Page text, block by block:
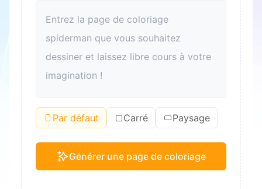
Par défaut Carré Paysage
Générer une page de coloriage